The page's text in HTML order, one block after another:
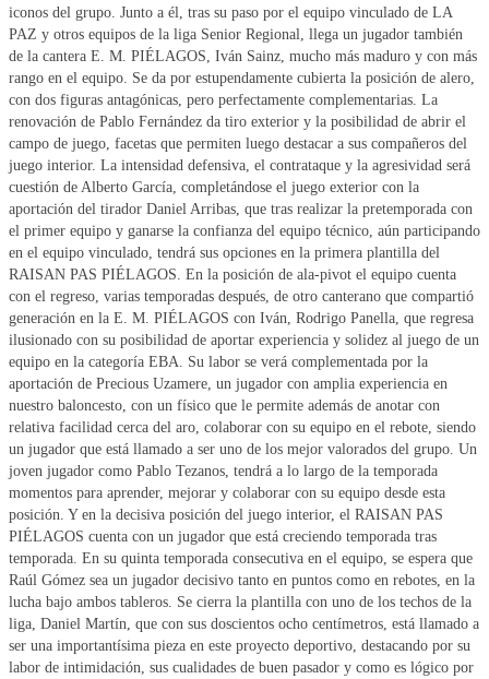
iconos del grupo. Junto a él, tras su paso por el equipo vinculado de LA
PAZ y otros equipos de la liga Senior Regional, llega un jugador también
de la cantera E. M. PIÉLAGOS, Iván Sainz, mucho más maduro y con más
rango en el equipo. Se da por estupendamente cubierta la posición de alero,
con dos figuras antagónicas, pero perfectamente complementarias. La
renovación de Pablo Fernández da tiro exterior y la posibilidad de abrir el
campo de juego, facetas que permiten luego destacar a sus compañeros del
juego interior. La intensidad defensiva, el contrataque y la agresividad será
cuestión de Alberto García, completándose el juego exterior con la
aportación del tirador Daniel Arribas, que tras realizar la pretemporada con
el primer equipo y ganarse la confianza del equipo técnico, aún participando
en el equipo vinculado, tendrá sus opciones en la primera plantilla del
RAISAN PAS PIÉLAGOS. En la posición de ala-pivot el equipo cuenta
con el regreso, varias temporadas después, de otro canterano que compartió
generación en la E. M. PIÉLAGOS con Iván, Rodrigo Panella, que regresa
ilusionado con su posibilidad de aportar experiencia y solidez al juego de un
equipo en la categoría EBA. Su labor se verá complementada por la
aportación de Precious Uzamere, un jugador con amplia experiencia en
nuestro baloncesto, con un físico que le permite además de anotar con
relativa facilidad cerca del aro, colaborar con su equipo en el rebote, siendo
un jugador que está llamado a ser uno de los mejor valorados del grupo. Un
joven jugador como Pablo Tezanos, tendrá a lo largo de la temporada
momentos para aprender, mejorar y colaborar con su equipo desde esta
posición. Y en la decisiva posición del juego interior, el RAISAN PAS
PIÉLAGOS cuenta con un jugador que está creciendo temporada tras
temporada. En su quinta temporada consecutiva en el equipo, se espera que
Raúl Gómez sea un jugador decisivo tanto en puntos como en rebotes, en la
lucha bajo ambos tableros. Se cierra la plantilla con uno de los techos de la
liga, Daniel Martín, que con sus doscientos ocho centímetros, está llamado a
ser una importantísima pieza en este proyecto deportivo, destacando por su
labor de intimidación, sus cualidades de buen pasador y como es lógico por